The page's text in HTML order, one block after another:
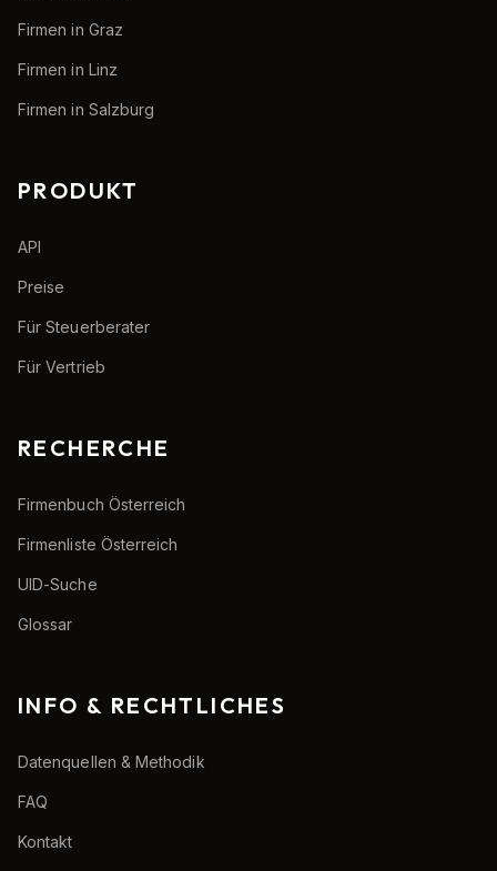
Firmen in Graz
Firmen in Linz
Firmen in Salzburg
PRODUKT
API
Preise
Für Steuerberater
Für Vertrieb
RECHERCHE
Firmenbuch Österreich
Firmenliste Österreich
UID-Suche
Glossar
INFO & RECHTLICHES
Datenquellen & Methodik
FAQ
Kontakt